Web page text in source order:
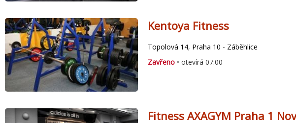
Kentoya Fitness
Topolová 14, Praha 10 - Záběhlice
Zavřeno • otevírá 07:00
Fitness AXAGYM Praha 1